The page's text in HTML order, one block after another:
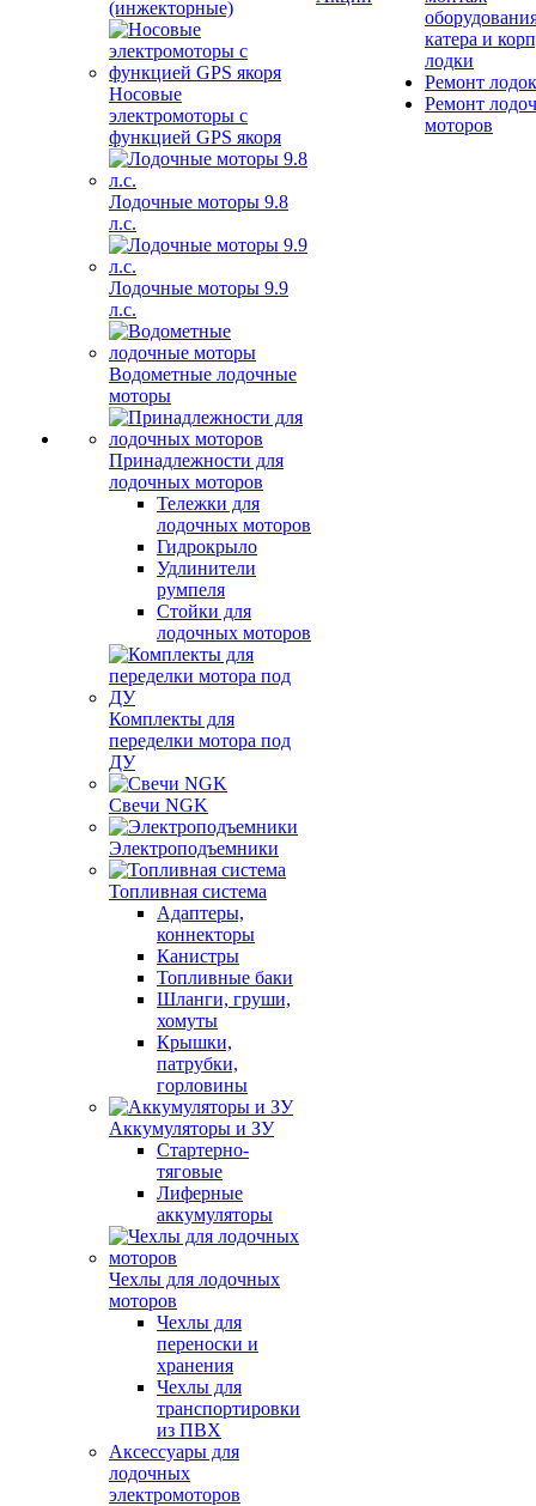
(инжекторные)
Носовые
электромоторы с
функцией GPS якоря
Лодочные моторы 9.8
л.с.
Лодочные моторы 9.9
л.с.
Водометные лодочные
моторы
Принадлежности для
лодочных моторов
Тележки для
лодочных моторов
Гидрокрыло
Удлинители
румпеля
Стойки для
лодочных моторов
Комплекты для
переделки мотора под
ДУ
Свечи NGK
Электроподъемники
Топливная система
Адаптеры,
коннекторы
Канистры
Топливные баки
Шланги, груши,
хомуты
Крышки,
патрубки,
горловины
Аккумуляторы и ЗУ
Стартерно-
тяговые
Лиферные
аккумуляторы
Чехлы для лодочных
моторов
Чехлы для
переноски и
хранения
Чехлы для
транспортировки
из ПВХ
Аксессуары для
лодочных
электромоторов
катера и
лодки
Ремонт
Ремонт
моторов